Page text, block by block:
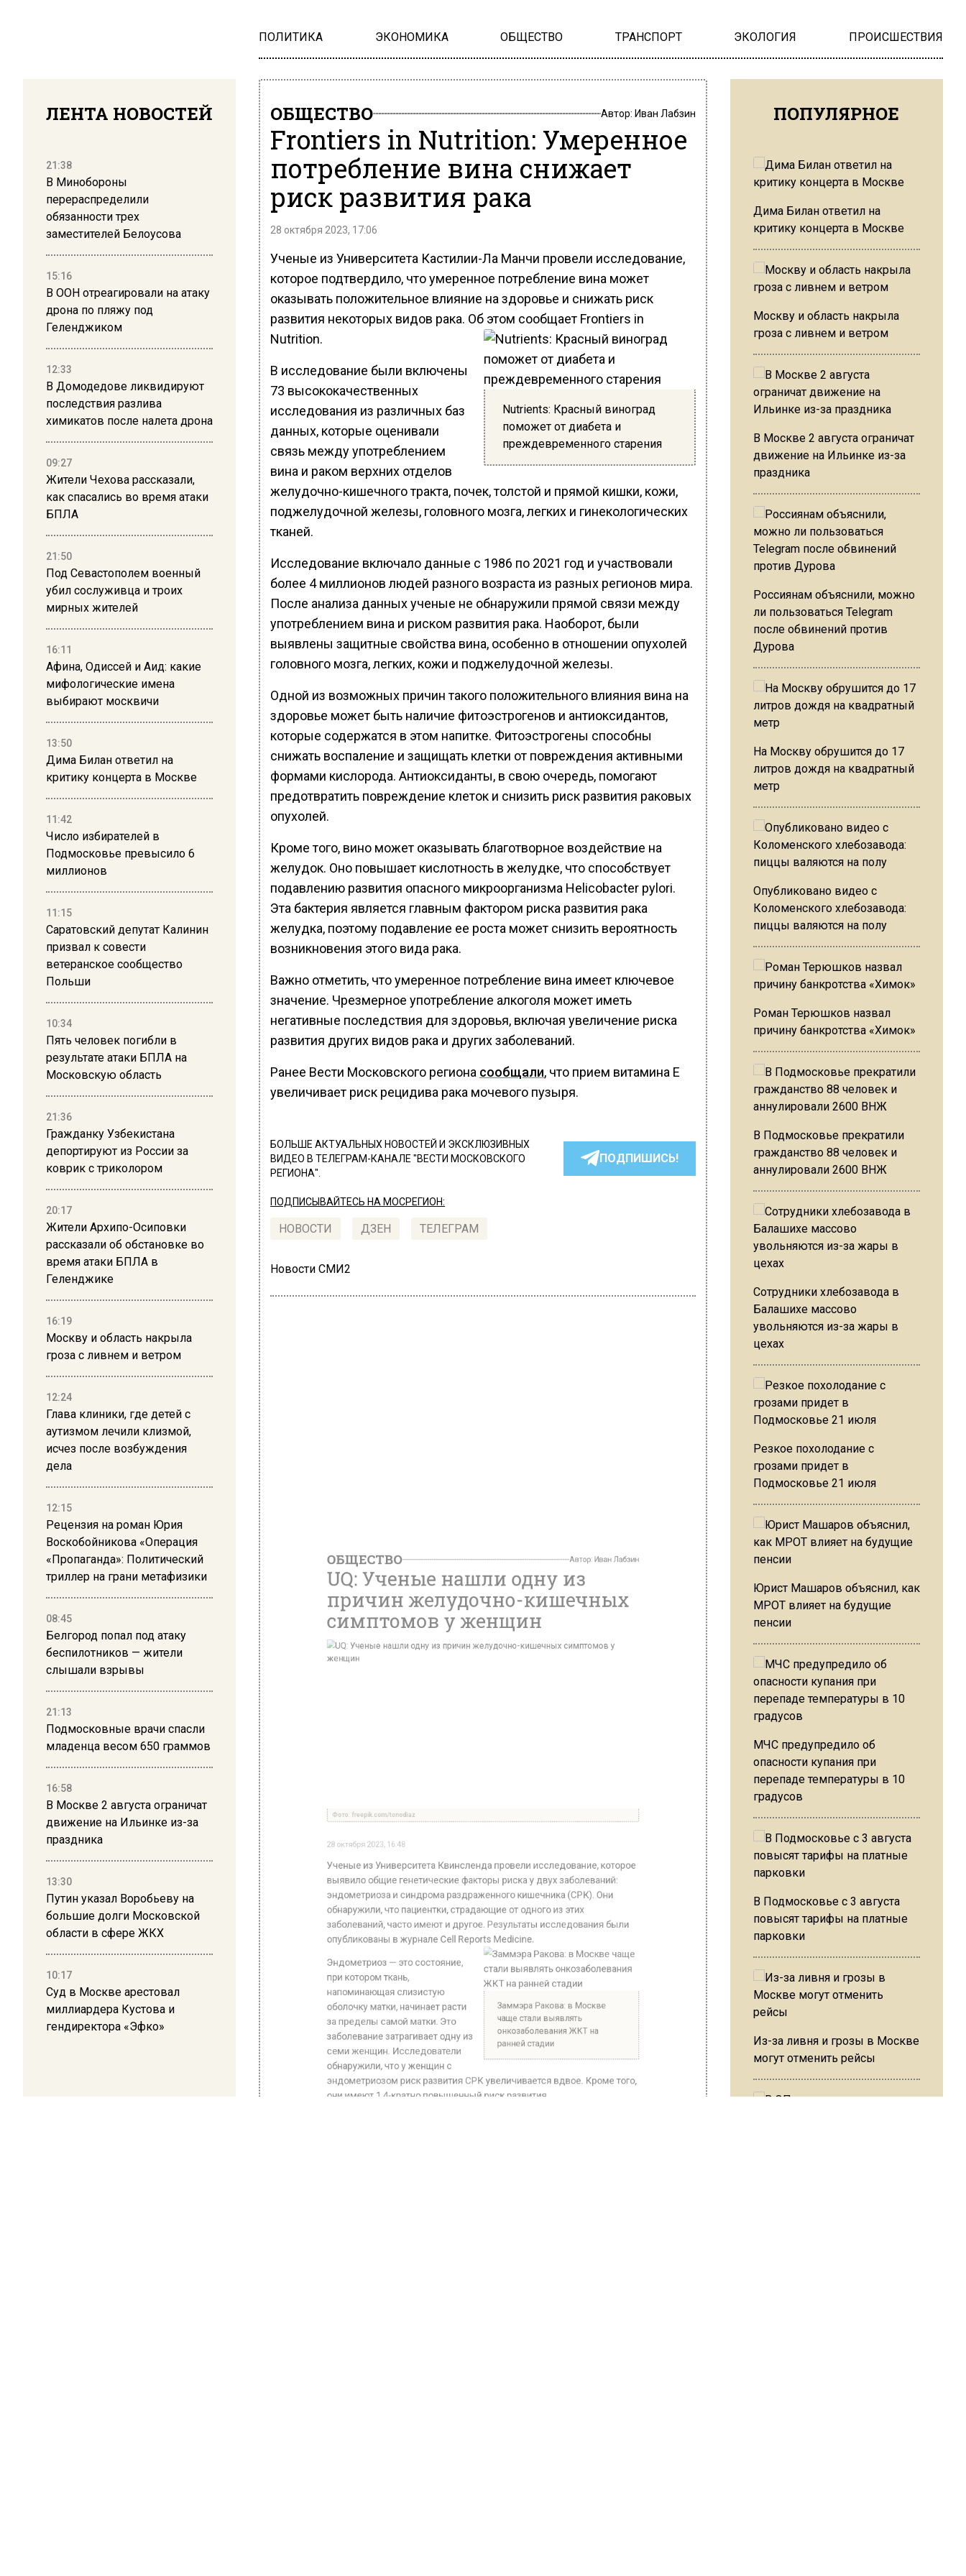
ПОЛИТИКА ЭКОНОМИКА ОБЩЕСТВО ТРАНСПОРТ ЭКОЛОГИЯ ПРОИСШЕСТВИЯ
ЛЕНТА НОВОСТЕЙ
21:38
В Минобороны
перераспределили
обязанности трех
заместителей Белоусова
15:16
В ООН отреагировали на атаку
дрона по пляжу под
Геленджиком
12:33
В Домодедове ликвидируют
последствия разлива
химикатов после налета дрона
09:27
Жители Чехова рассказали,
как спасались во время атаки
БПЛА
21:50
Под Севастополем военный
убил сослуживца и троих
мирных жителей
16:11
Афина, Одиссей и Аид: какие
мифологические имена
выбирают москвичи
13:50
Дима Билан ответил на
критику концерта в Москве
11:42
Число избирателей в
Подмосковье превысило 6
миллионов
11:15
Саратовский депутат Калинин
призвал к совести
ветеранское сообщество
Польши
10:34
Пять человек погибли в
результате атаки БПЛА на
Московскую область
21:36
Гражданку Узбекистана
депортируют из России за
коврик с триколором
20:17
Жители Архипо-Осиповки
рассказали об обстановке во
время атаки БПЛА в
Геленджике
16:19
Москву и область накрыла
гроза с ливнем и ветром
12:24
Глава клиники, где детей с
аутизмом лечили клизмой,
исчез после возбуждения
дела
12:15
Рецензия на роман Юрия
Воскобойникова «Операция
«Пропаганда»: Политический
триллер на грани метафизики
08:45
Белгород попал под атаку
беспилотников — жители
слышали взрывы
21:13
Подмосковные врачи спасли
младенца весом 650 граммов
16:58
В Москве 2 августа ограничат
движение на Ильинке из-за
праздника
13:30
Путин указал Воробьеву на
большие долги Московской
области в сфере ЖКХ
10:17
Суд в Москве арестовал
миллиардера Кустова и
гендиректора «Эфко»
ОБЩЕСТВО Автор: Иван Лабзин
Frontiers in Nutrition: Умеренное
потребление вина снижает
риск развития рака
28 октября 2023, 17:06
Ученые из Университета Кастилии-Ла Манчи провели исследование,
которое подтвердило, что умеренное потребление вина может
оказывать положительное влияние на здоровье и снижать риск
развития некоторых видов рака. Об этом сообщает Frontiers in
Nutrition.
Nutrients: Красный виноград
поможет от диабета и
преждевременного старения
В исследование были включены
73 высококачественных
исследования из различных баз
данных, которые оценивали
связь между употреблением
вина и раком верхних отделов
желудочно-кишечного тракта, почек, толстой и прямой кишки, кожи,
поджелудочной железы, головного мозга, легких и гинекологических
тканей.
Исследование включало данные с 1986 по 2021 год и участвовали
более 4 миллионов людей разного возраста из разных регионов мира.
После анализа данных ученые не обнаружили прямой связи между
употреблением вина и риском развития рака. Наоборот, были
выявлены защитные свойства вина, особенно в отношении опухолей
головного мозга, легких, кожи и поджелудочной железы.
Одной из возможных причин такого положительного влияния вина на
здоровье может быть наличие фитоэстрогенов и антиоксидантов,
которые содержатся в этом напитке. Фитоэстрогены способны
снижать воспаление и защищать клетки от повреждения активными
формами кислорода. Антиоксиданты, в свою очередь, помогают
предотвратить повреждение клеток и снизить риск развития раковых
опухолей.
Кроме того, вино может оказывать благотворное воздействие на
желудок. Оно повышает кислотность в желудке, что способствует
подавлению развития опасного микроорганизма Helicobacter pylori.
Эта бактерия является главным фактором риска развития рака
желудка, поэтому подавление ее роста может снизить вероятность
возникновения этого вида рака.
Важно отметить, что умеренное потребление вина имеет ключевое
значение. Чрезмерное употребление алкоголя может иметь
негативные последствия для здоровья, включая увеличение риска
развития других видов рака и других заболеваний.
Ранее Вести Московского региона сообщали, что прием витамина Е
увеличивает риск рецидива рака мочевого пузыря.
БОЛЬШЕ АКТУАЛЬНЫХ НОВОСТЕЙ И ЭКСКЛЮЗИВНЫХ
ВИДЕО В ТЕЛЕГРАМ-КАНАЛЕ "ВЕСТИ МОСКОВСКОГО
РЕГИОНА".
ПОДПИШИСЬ!
ПОДПИСЫВАЙТЕСЬ НА МОСРЕГИОН:
НОВОСТИ ДЗЕН ТЕЛЕГРАМ
Новости СМИ2
выявило общие генетические факторы риска у двух заболеваний:
обнаружили, что пациентки, страдающие от одного из этих
заболеваний, часто имеют и другое. Результаты исследования были
опубликованы в журнале Cell Reports Medicine.
Заммэра Ракова: в Москве
онкозаболевания ЖКТ на
ранней стадии
Эндометриоз — это состояние,
при котором ткань,
напоминающая слизистую
оболочку матки, начинает расти
за пределы самой матки. Это
заболевание затрагивает одну из
семи женщин. Исследователи
обнаружили, что у женщин с
эндометриозом риск развития СРК увеличивается вдвое. Кроме того,
они имеют 1,4-кратно повышенный риск развития
ПОПУЛЯРНОЕ
Дима Билан ответил на
критику концерта в Москве
Москву и область накрыла
гроза с ливнем и ветром
В Москве 2 августа ограничат
движение на Ильинке из-за
праздника
Россиянам объяснили, можно
ли пользоваться Telegram
после обвинений против
Дурова
На Москву обрушится до 17
литров дождя на квадратный
метр
Опубликовано видео с
Коломенского хлебозавода:
пиццы валяются на полу
Роман Терюшков назвал
причину банкротства «Химок»
В Подмосковье прекратили
гражданство 88 человек и
аннулировали 2600 ВНЖ
Сотрудники хлебозавода в
Балашихе массово
увольняются из-за жары в
цехах
Резкое похолодание с
грозами придет в
Подмосковье 21 июля
Юрист Машаров объяснил, как
МРОТ влияет на будущие
пенсии
МЧС предупредило об
опасности купания при
перепаде температуры в 10
градусов
В Подмосковье с 3 августа
повысят тарифы на платные
парковки
Из-за ливня и грозы в Москве
могут отменить рейсы